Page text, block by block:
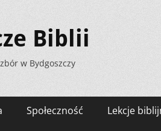
Biblii
w Bydgoszczy
Społeczność Lekcje